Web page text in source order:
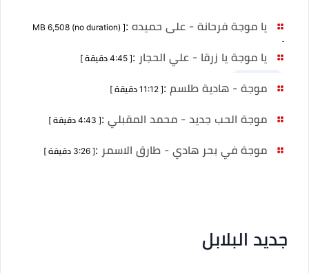
يا موجة فرحانة - على حميده :
[ MB 6,508 (no duration)
]
يا موجة يا زرقا - علي الحجار :[ 4:45 دقيقة ]
موجة - هادية طلسم :[ 11:12 دقيقة ]
موجة الحب جديد - محمد المقبلي :[ 4:43 دقيقة ]
موجة في بحر هادي - طارق الاسمر :[ 3:26 دقيقة ]
جديد البلابل